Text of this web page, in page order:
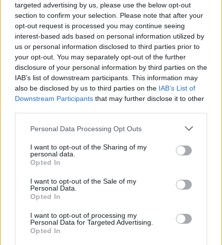
targeted advertising by us, please use the below opt-out
section to confirm your selection. Please note that after your
opt-out request is processed you may continue seeing
interest-based ads based on personal information utilized by
us or personal information disclosed to third parties prior to
your opt-out. You may separately opt-out of the further
disclosure of your personal information by third parties on the
IAB’s list of downstream participants. This information may
also be disclosed by us to third parties on the IAB’s List of
Downstream Participants that may further disclose it to other
Personal Data Processing Opt Outs
I want to opt-out of the Sharing of my
personal data.
Opted In
I want to opt-out of the Sale of my
Personal Data.
Opted In
I want to opt-out of processing my
Personal Data for Targeted Advertising.
Opted In
Εγγραφείτε στο Stivostime των
Τόλης Λελεκίδης